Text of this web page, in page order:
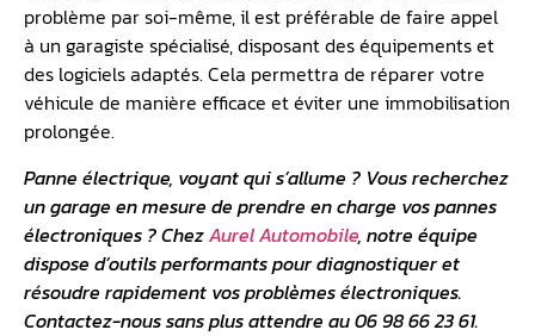
problème par soi-même, il est préférable de faire appel
à un garagiste spécialisé, disposant des équipements et
des logiciels adaptés. Cela permettra de réparer votre
véhicule de manière efficace et éviter une immobilisation
prolongée.
Panne électrique, voyant qui s’allume ? Vous recherchez
un garage en mesure de prendre en charge vos pannes
électroniques ? ChezAurel Automobile, notre équipe
dispose d’outils performants pour diagnostiquer et
résoudre rapidement vos problèmes électroniques.
Contactez-nous sans plus attendre au 06 98 66 23 61.